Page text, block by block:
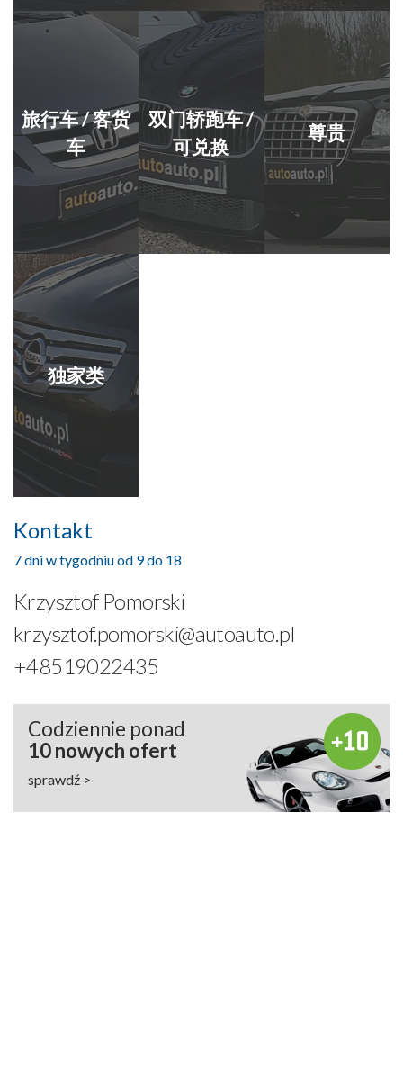
旅行车 / 客货
车
双门轿跑车 /
可兑换
尊贵
独家类
Kontakt
7 dni w tygodniu od 9 do 18
Krzysztof Pomorski
krzysztof.pomorski@autoauto.pl
+48519022435
Codziennie ponad
10 nowych ofert
sprawdź >